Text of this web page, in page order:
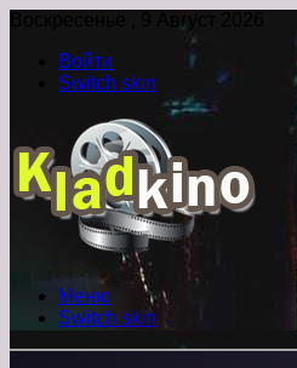
Воскресенье , 9 Август 2026
Войти
Switch skin
Меню
Switch skin